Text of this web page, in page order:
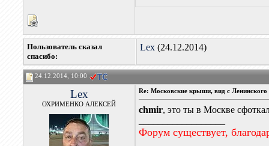
Пользователь сказал
cпасибо:
Lex (24.12.2014)
24.12.2014, 10:00
Lex
ОХРИМЕНКО АЛЕКСЕЙ
Re: Московские крыши, вид с Ленинского
chmir, это ты в Москве
Форум существует,